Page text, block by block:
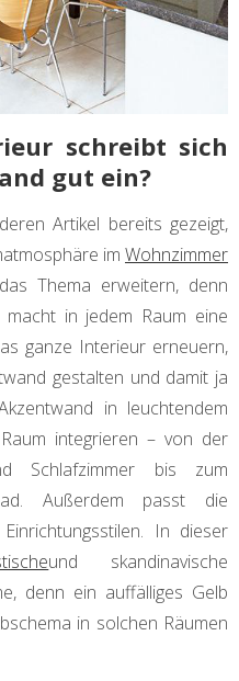
schreibt sich
gut ein?
Artikel bereits gezeigt,
im Wohnzimmer
Thema erweitern, denn
in jedem Raum eine
ganze Interieur erneuern,
gestalten und damit ja
in leuchtendem
integrieren – von der
Schlafzimmer bis zum
Außerdem passt die
In dieser
und skandinavische
denn ein auffälliges Gelb
in solchen Räumen